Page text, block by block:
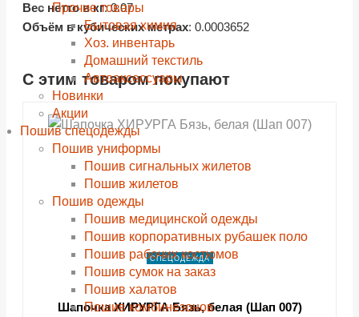
Прочие товары
Бытовая химия
Хоз. инвентарь
Домашний текстиль
Автоаксессуары
Новинки
Акции
Пошив спецодежды
Пошив униформы
Пошив сигнальных жилетов
Пошив жилетов
Пошив одежды
Пошив медицинской одежды
Пошив корпоративных рубашек поло
Пошив рабочих костюмов
Пошив сумок на заказ
Пошив халатов
Пошив комбинезонов
Вес нетто в кг: 0.07
Объём в кубических метрах: 0.0003652
С этим товаром покупают
shopping_cart В КОРЗИНУ
navigate_next
ПОДРОБНЕЕ
СПЕЦОДЕЖДА
Шапочка ХИРУРГА Бязь, белая (Шап 007)
shopping_cart В КОРЗИНУ
navigate_next
ПОДРОБНЕЕ
shopping_cart В КОРЗИНУ
navigate_next
ПОДРОБНЕЕ
shopping_cart В КОРЗИНУ
navigate_next
ПОДРОБНЕЕ
shopping_cart В КОРЗИНУ
navigate_next
ПОДРОБНЕЕ
shopping_cart В КОРЗИНУ
navigate_next
ПОДРОБНЕЕ
shopping_cart В КОРЗИНУ
navigate_next
ПОДРОБНЕЕ
shopping_cart В КОРЗИНУ
navigate_next
ПОДРОБНЕЕ